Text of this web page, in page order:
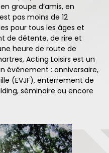
groupe d’amis, en
pas moins de 12
pour tous les âges et
de détente, de rire et
heure de route de
Acting Loisirs est un
évènement : anniversaire,
(EVJF), enterrement de
séminaire ou encore